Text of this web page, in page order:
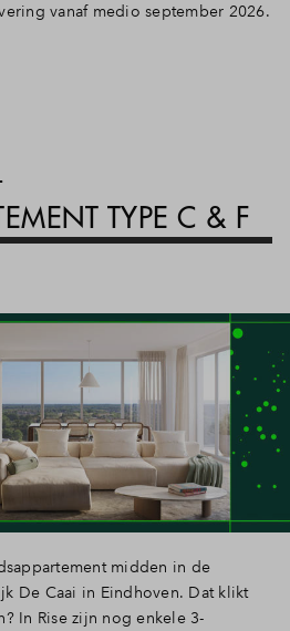
Inloggen
vanaf medio september 2026.
TYPE C & F
midden in de
De Caai in Eindhoven. Dat klikt
In Rise zijn nog enkele 3-